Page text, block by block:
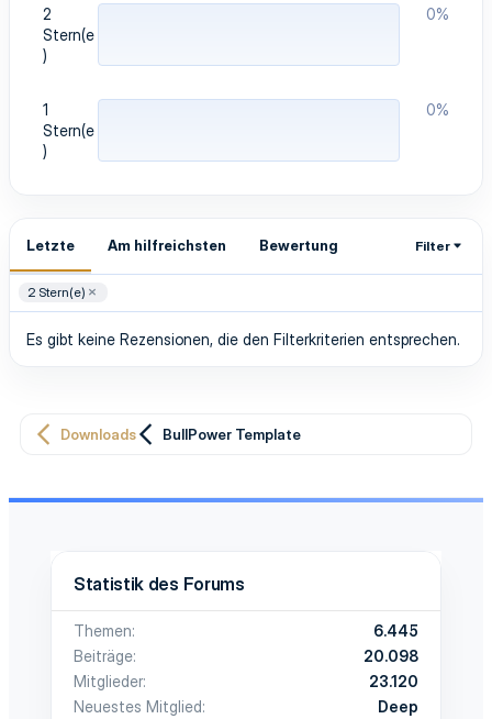
2
Stern(e
)
0%
1
Stern(e
)
0%
Letzte Am hilfreichsten Bewertung Filter
2 Stern(e)
Es gibt keine Rezensionen, die den Filterkriterien entsprechen.
Downloads BullPower Template
Statistik des Forums
Themen
6.445
Beiträge
20.098
Mitglieder
23.120
Neuestes Mitglied
Deep